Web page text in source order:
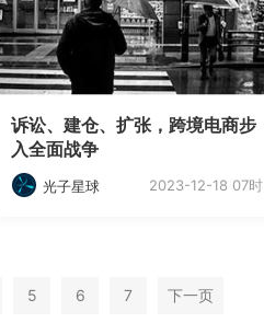
诉讼、建仓、扩张，跨境电商步
入全面战争
光子星球 2023-12-18 07时
5 6 7 下一页